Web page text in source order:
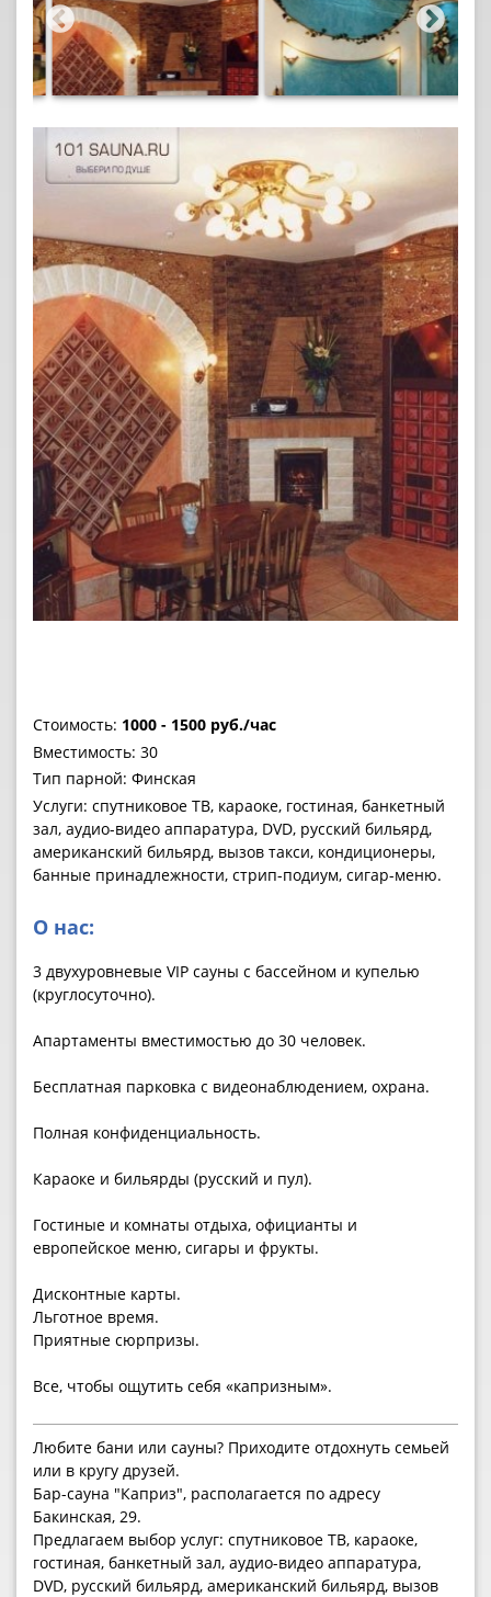
Стоимость: 1000 - 1500 руб./час
Вместимость: 30
Тип парной: Финская
Услуги: спутниковое ТВ, караоке, гостиная, банкетный
зал, аудио-видео аппаратура, DVD, русский бильярд,
американский бильярд, вызов такси, кондиционеры,
банные принадлежности, стрип-подиум, сигар-меню.
О нас:
3 двухуровневые VIP сауны с бассейном и купелью
(круглосуточно).
Апартаменты вместимостью до 30 человек.
Бесплатная парковка с видеонаблюдением, охрана.
Полная конфиденциальность.
Караоке и бильярды (русский и пул).
Гостиные и комнаты отдыха, официанты и
европейское меню, сигары и фрукты.
Дисконтные карты.
Льготное время.
Приятные сюрпризы.
Все, чтобы ощутить себя «капризным».
Любите бани или сауны? Приходите отдохнуть семьей
или в кругу друзей.
Бар-сауна "Каприз", располагается по адресу
Бакинская, 29.
Предлагаем выбор услуг: спутниковое ТВ, караоке,
гостиная, банкетный зал, аудио-видео аппаратура,
DVD, русский бильярд, американский бильярд, вызов